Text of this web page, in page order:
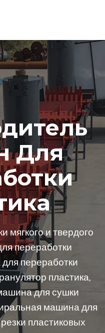
Для
мягкого и твердого
переработки
переработки
пластика,
для сушки
машина для
пластиковых